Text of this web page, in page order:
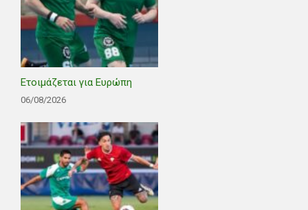
Ετοιμάζεται για Ευρώπη
06/08/2026